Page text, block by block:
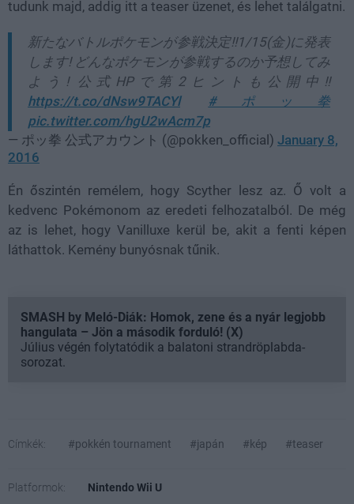
tudunk majd, addig itt a teaser üzenet, és lehet találgatni.
新たなバトルポケモンが参戦決定!!1/15(金)に発表
します! どんなポケモンが参戦するのか予想してみ
よう! 公式HPで第2ヒントも公開中!!
https://t.co/dNsw9TACYl
#ポッ拳
pic.twitter.com/hgU2wAcm7p
— ポッ拳 公式アカウント (@pokken_official) January 8,
2016
Én őszintén remélem, hogy Scyther lesz az. Ő volt a
kedvenc Pokémonom az eredeti felhozatalból. De még
az is lehet, hogy Vanilluxe kerül be, akit a fenti képen
láthattok. Kemény bunyósnak tűnik.
SMASH by Meló-Diák: Homok, zene és a nyár legjobb
hangulata – Jön a második forduló! (X)
Július végén folytatódik a balatoni strandröplabda-
sorozat.
Címkék: #pokkén tournament #japán #kép #teaser
Platformok: Nintendo Wii U